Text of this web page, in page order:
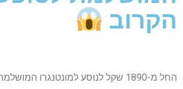
הקרוב
החל מ-1890 שקל לנוסע למונטנגרו המושלמת לסופש הקרוב